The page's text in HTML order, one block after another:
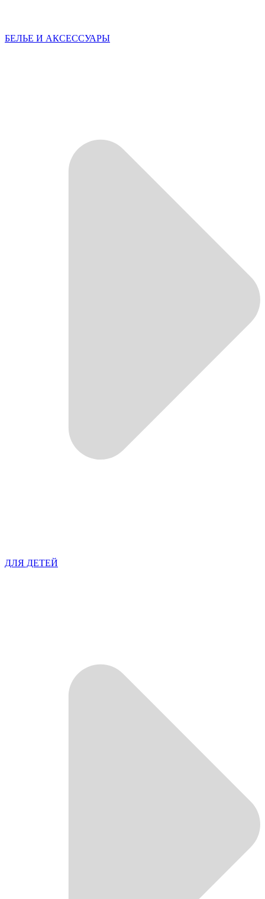
БЕЛЬЕ И АКСЕССУАРЫ
ДЛЯ ДЕТЕЙ